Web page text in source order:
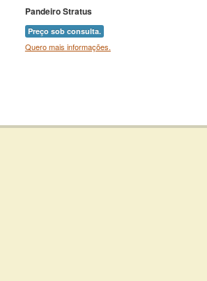
Pandeiro Stratus
Preço sob consulta.
Quero mais informações.